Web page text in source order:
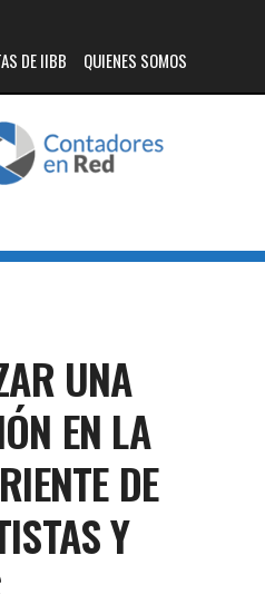
DE IIBB QUIENES SOMOS
UNA
EN LA
DE
Y